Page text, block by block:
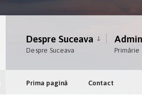
Despre Suceava
Despre Suceava Primărie
Prima pagină Contact